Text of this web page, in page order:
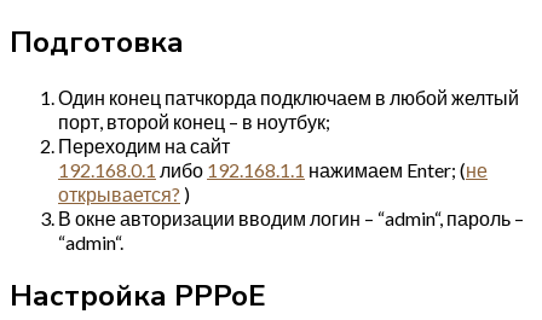
Подготовка
Один конец патчкорда подключаем в любой желтый
порт, второй конец – в ноутбук;
Переходим на сайт
192.168.0.1 либо 192.168.1.1 нажимаем Enter; (не
открывается? )
В окне авторизации вводим логин – “admin“, пароль –
“admin“.
Настройка PPPoE